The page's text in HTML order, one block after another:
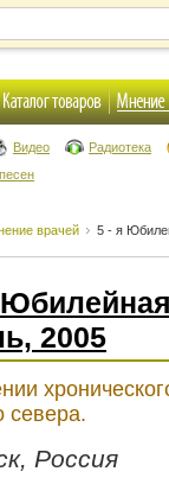
Видео
Радиотека
врачей 5 - я
2005
севера.
Россия